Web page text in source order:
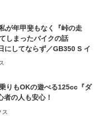
が年甲斐もなく『峠の走
しまったバイクの話
にしてならず／GB350 S イ
編】
りもOKの遊べる125cc『ダ
者の人も安心！
ス